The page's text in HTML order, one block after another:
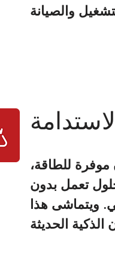
موفرة للطاقة،
تعمل بدون
ويتماشى هذا